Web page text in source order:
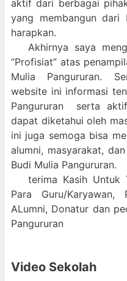
aktif dari berbagai
yang membangun dari
harapkan.
Akhirnya saya
“Profisiat” atas
Mulia Pangururan.
website ini informasi
Pangururan serta
dapat diketahui oleh
ini juga semoga bisa
alumni, masyarakat,
Budi Mulia Pangururan.
terima Kasih Untuk
Para Guru/
ALumni, Donatur dan
Pangururan
Video Sekolah